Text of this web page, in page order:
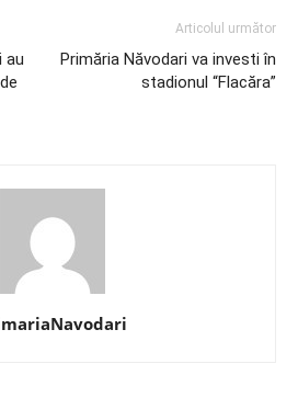
au
Articolul următor
Primăria Năvodari va investi în
stadionul “Flacăra”